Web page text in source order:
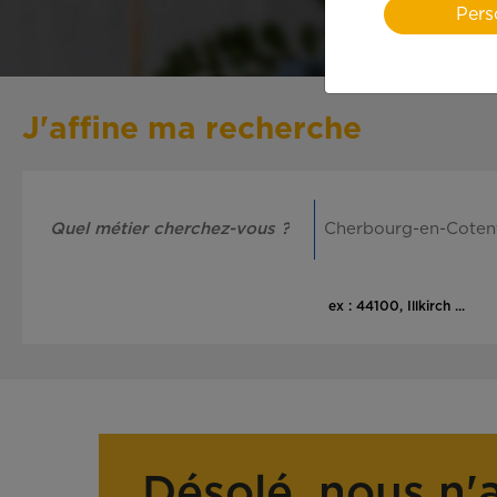
J'affine ma recherche
ex : 44100, Illkirch ...